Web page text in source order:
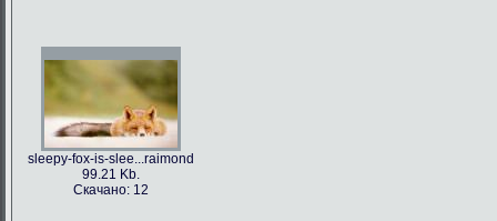
sleepy-fox-is-slee...raimond
99.21 Kb.
Скачано: 12